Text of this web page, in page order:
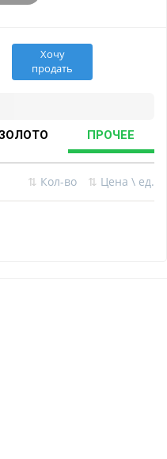
Хочу
продать
ПРОЧЕЕ
⇅ Кол-во ⇅ Цена \ ед.